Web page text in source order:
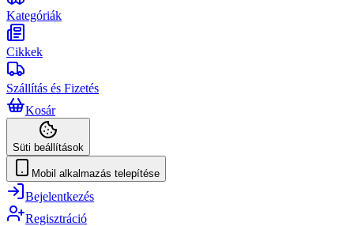
Kategóriák
Cikkek
Szállítás és Fizetés
Kosár
Süti beállítások
Mobil alkalmazás telepítése
Bejelentkezés
Regisztráció